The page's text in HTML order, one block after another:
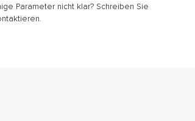
Parameter nicht klar? Schreiben Sie